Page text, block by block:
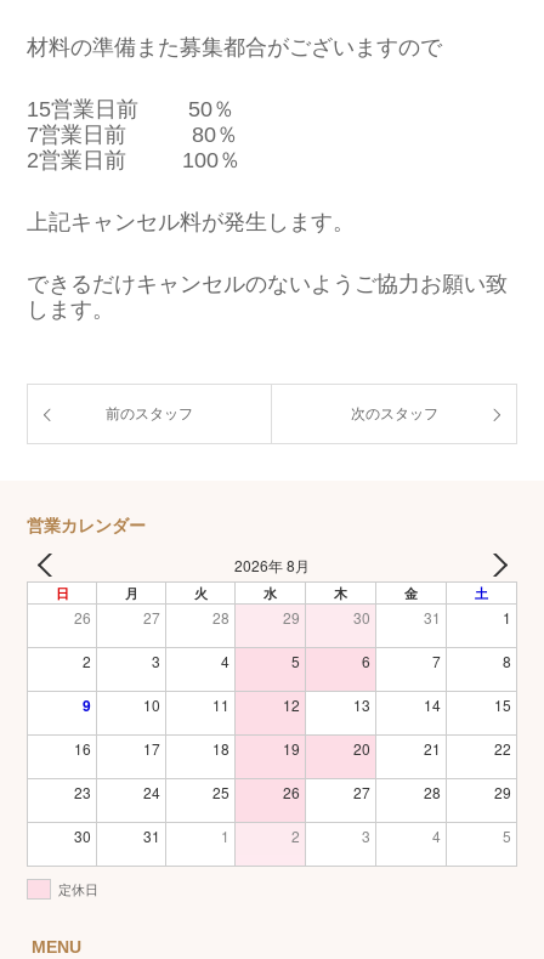
材料の準備また募集都合がございますので
15営業日前 50％
7営業日前 80％
2営業日前 100％
上記キャンセル料が発生します。
できるだけキャンセルのないようご協力お願い致
します。
前のスタッフ 次のスタッフ
営業カレンダー
2026年 8月
日 月 火 水 木 金 土
26 27 28 29 30 31 1
2 3 4 5 6 7 8
9 10 11 12 13 14 15
16 17 18 19 20 21 22
23 24 25 26 27 28 29
30 31 1 2 3 4 5
定休日
MENU